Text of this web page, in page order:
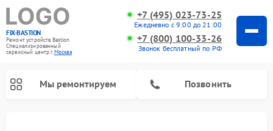
FIX-BASTION
Ремонт устройств Bastion
Специализированный
cервисный центр г.Москва
+7 (495) 023-73-25
Ежедневно с 9:00 до 21:00
+7 (800) 100-33-26
Звонок бесплатный по РФ
Мы ремонтируем Позвонить